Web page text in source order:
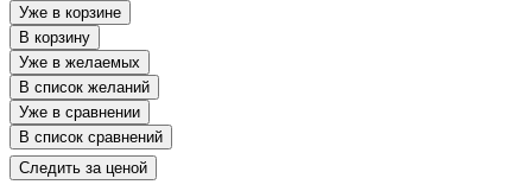
Уже в корзине
В корзину
Уже в желаемых
В список желаний
Уже в сравнении
В список сравнений
Следить за ценой